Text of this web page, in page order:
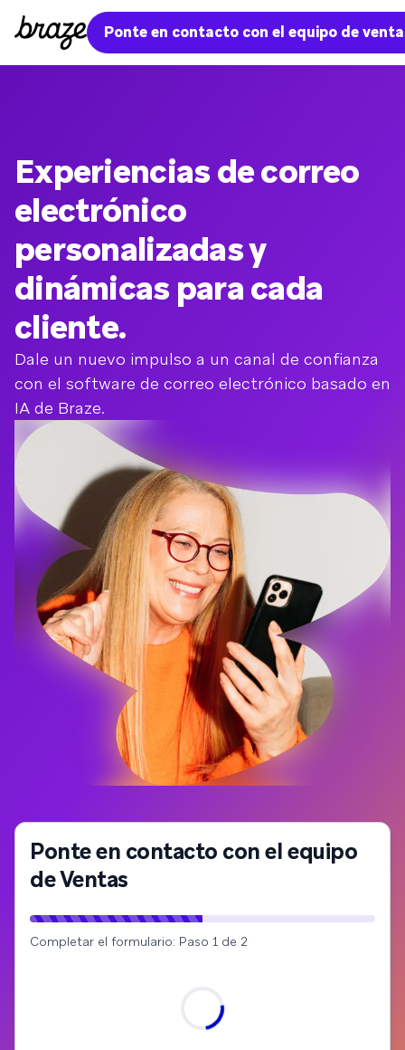
Ponte en contacto con el equipo de
Experiencias de correo
electrónico
personalizadas y
dinámicas para cada
cliente.
Dale un nuevo impulso a un canal de confianza
con el software de correo electrónico basado en
IA de Braze.
Ponte en contacto con el equipo
de Ventas
Completar el formulario: Paso 1 de 2